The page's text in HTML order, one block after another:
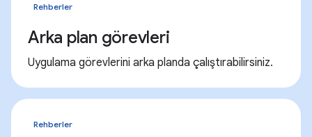
Rehberler
Arka plan görevleri
Uygulama görevlerini arka planda çalıştırabilirsiniz.
Rehberler